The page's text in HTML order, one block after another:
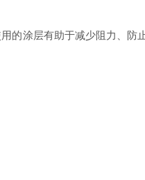
的涂层有助于减少阻力、防